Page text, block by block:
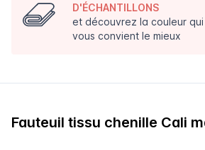
D'ÉCHANTILLONS
et découvrez la couleur qui
vous convient le mieux
Fauteuil tissu chenille Cali